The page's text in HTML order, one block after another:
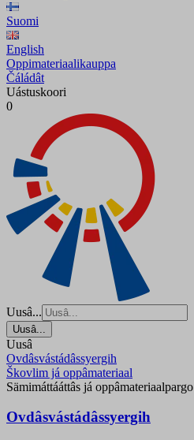
Suomi
English
Oppimateriaalikauppa
Čáládât
Uástuskoori
0
Uusâ...
Uusâ...
Uusâ
Ovdâsvástádâssyergih
Škovlim já oppâmateriaal
Sämimáttááttâs já oppâmateriaalpargo
Ovdâsvástádâssyergih